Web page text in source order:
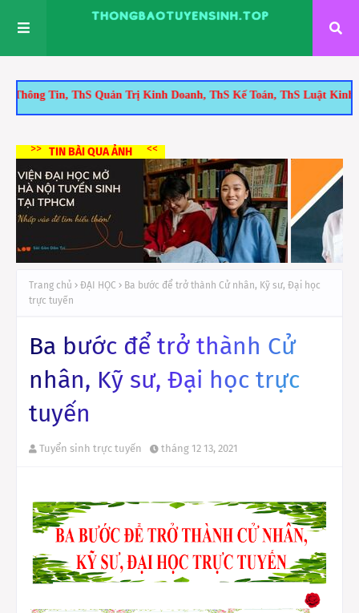
Tin, ThS Quản Trị Kinh Doanh, ThS Kế Toán, ThS Luật Kinh
>> TIN BÀI QUA ẢNH <<
Trang chủ ĐẠI HỌC
Ba bước để trở thành Cử nhân, Kỹ sư, Đại học
trực tuyến
Ba bước để trở thành Cử
nhân, Kỹ sư, Đại học trực
tuyến
Tuyển sinh trực tuyến tháng 12 13, 2021